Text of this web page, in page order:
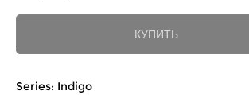
КУПИТЬ
Series: Indigo